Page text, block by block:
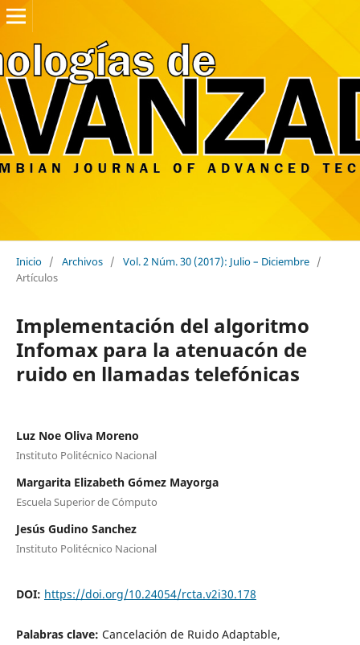
Inicio / Archivos / Vol. 2 Núm. 30 (2017): Julio – Diciembre /
Artículos
Implementación del algoritmo
Infomax para la atenuacón de
ruido en llamadas telefónicas
Luz Noe Oliva Moreno
Instituto Politécnico Nacional
Margarita Elizabeth Gómez Mayorga
Escuela Superior de Cómputo
Jesús Gudino Sanchez
Instituto Politécnico Nacional
DOI: https://doi.org/10.24054/rcta.v2i30.178
Palabras clave: Cancelación de Ruido Adaptable,